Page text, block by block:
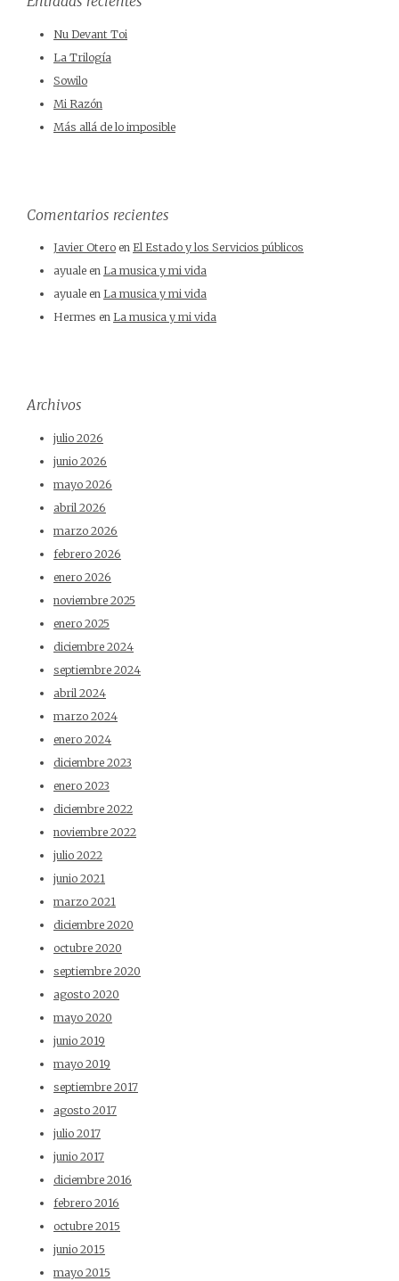
Nu Devant Toi
La Trilogía
Sowilo
Mi Razón
Más allá de lo imposible
Comentarios recientes
Javier Otero en El Estado y los Servicios públicos
ayuale en La musica y mi vida
ayuale en La musica y mi vida
Hermes en La musica y mi vida
Archivos
julio 2026
junio 2026
mayo 2026
abril 2026
marzo 2026
febrero 2026
enero 2026
noviembre 2025
enero 2025
diciembre 2024
septiembre 2024
abril 2024
marzo 2024
enero 2024
diciembre 2023
enero 2023
diciembre 2022
noviembre 2022
julio 2022
junio 2021
marzo 2021
diciembre 2020
octubre 2020
septiembre 2020
agosto 2020
mayo 2020
junio 2019
mayo 2019
septiembre 2017
agosto 2017
julio 2017
junio 2017
diciembre 2016
febrero 2016
octubre 2015
junio 2015
mayo 2015